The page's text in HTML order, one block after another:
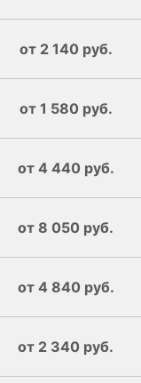
от 2 140 руб.
от 1 580 руб.
от 4 440 руб.
от 8 050 руб.
от 4 840 руб.
от 2 340 руб.